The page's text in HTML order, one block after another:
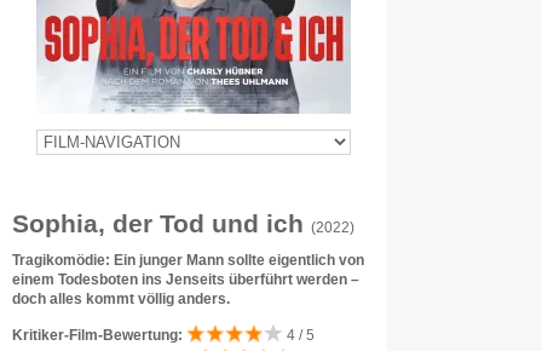
Sophia, der Tod und ich (2022)
Tragikomödie: Ein junger Mann sollte eigentlich von
einem Todesboten ins Jenseits überführt werden –
doch alles kommt völlig anders.
Kritiker-Film-Bewertung:
4 / 5